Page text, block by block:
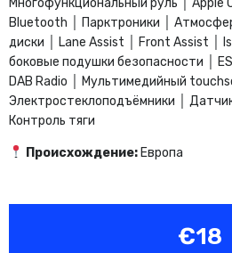
Bluetooth │ Парктроники │
диски │ Lane Assist │ Front Assist │
боковые подушки безопасности │
DAB Radio │ Мультимедийный
Электростеклоподъёмники │
Контроль тяги
Происхождение:Европа
€18